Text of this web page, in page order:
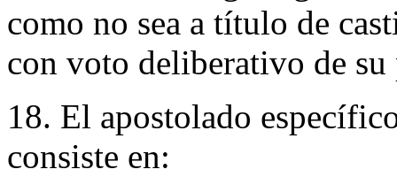
como no sea a título de
con voto deliberativo de
18. El apostolado
consiste en: